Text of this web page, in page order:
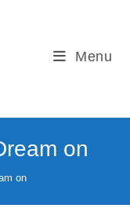
Menu
on
on